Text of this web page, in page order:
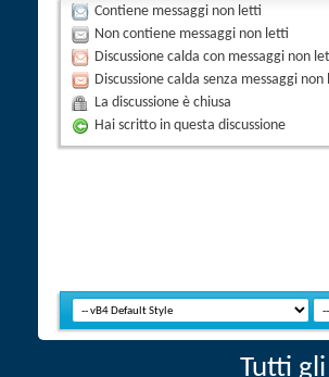
Contiene messaggi non letti
Non contiene messaggi non letti
Discussione calda con messaggi non
Discussione calda senza messaggi non
La discussione è chiusa
Hai scritto in questa discussione
Tutti